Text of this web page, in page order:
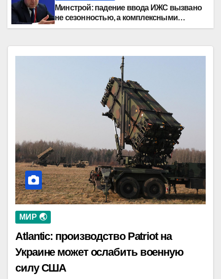
Минстрой: падение ввода ИЖС вызвано
не сезонностью, а комплексными
причинами
МИР 🌏
Atlantic: производство Patriot на
Украине может ослабить военную
силу США